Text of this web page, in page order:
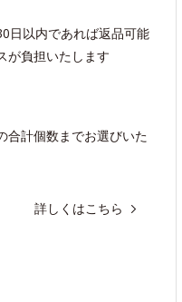
日以内であれば返品可能
が負担いたします
合計個数までお選びいた
詳しくはこちら